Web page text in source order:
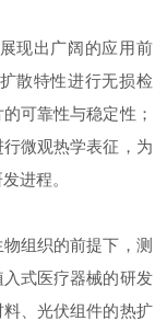
现出广阔的应用前
散特性进行无损检
可靠性与稳定性；
微观热学表征，为
进程。
组织的前提下，测
式医疗器械的研发
、光伏组件的热扩